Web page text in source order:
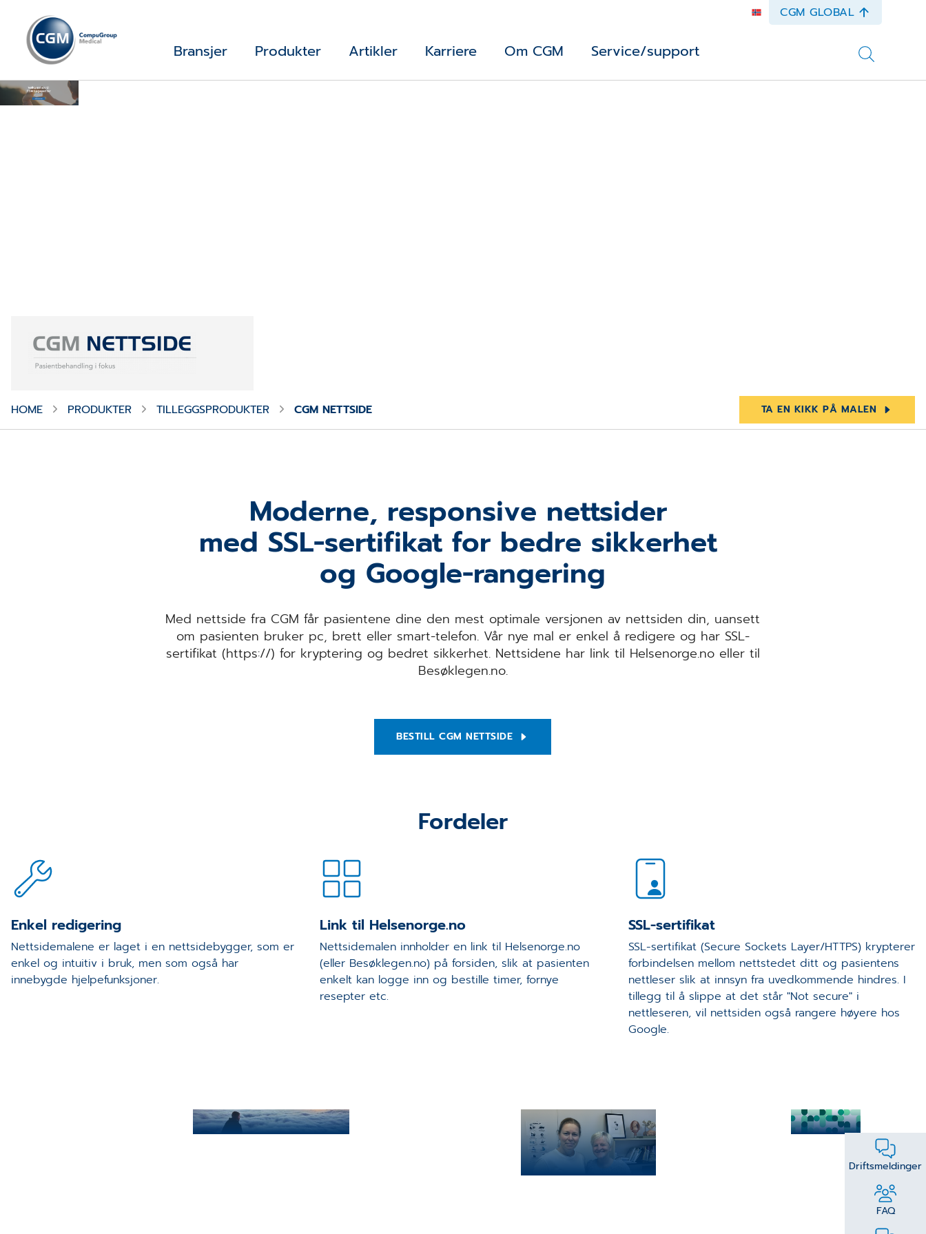
Driftsmeldinger
FAQ
CGM GLOBAL
Bransjer Produkter Artikler Karriere Om CGM Service/support
CGM Nettside
HOME PRODUKTER TILLEGGSPRODUKTER CGM NETTSIDE TA EN KIKK PÅ MALEN
Moderne, responsive nettsider
med SSL-sertifikat for bedre sikkerhet
og Google-rangering
Med nettside fra CGM får pasientene dine den mest optimale versjonen av nettsiden din, uansett
om pasienten bruker pc, brett eller smart-telefon. Vår nye mal er enkel å redigere og har SSL-
sertifikat (https://) for kryptering og bedret sikkerhet. Nettsidene har link til Helsenorge.no eller til
Besøklegen.no.
BESTILL CGM NETTSIDE
Fordeler
Enkel redigering
Nettsidemalene er laget i en nettsidebygger, som er
enkel og intuitiv i bruk, men som også har
innebygde hjelpefunksjoner.
Link til Helsenorge.no
Nettsidemalen innholder en link til Helsenorge.no
(eller Besøklegen.no) på forsiden, slik at pasienten
enkelt kan logge inn og bestille timer, fornye
resepter etc.
SSL-sertifikat
SSL-sertifikat (Secure Sockets Layer/HTTPS) krypterer
forbindelsen mellom nettstedet ditt og pasientens
nettleser slik at innsyn fra uvedkommende hindres. I
tillegg til å slippe at det står "Not secure" i
nettleseren, vil nettsiden også rangere høyere hos
Google.
CGM Vision BHT versjon 6.1
Jorunn Erikstein
Nordvoll og Elin
Osmundsen fra
Vennesla Helsestasjon
NHN_design